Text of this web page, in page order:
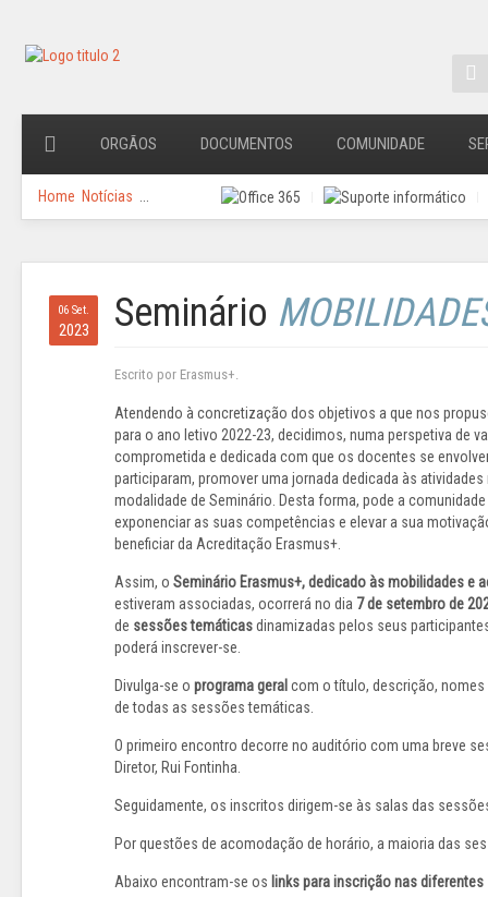
ORGÃOS DOCUMENTOS COMUNIDADE
Home Notícias
06 Set.
2023 Seminário
Escrito por Erasmus+.
Atendendo à concretização dos objetivos a que nos
para o ano letivo 2022-23, decidimos, numa perspetiva de
comprometida e dedicada com que os docentes se
participaram, promover uma jornada dedicada às
modalidade de Seminário. Desta forma, pode a
exponenciar as suas competências e elevar a sua
beneficiar da Acreditação Erasmus+.
Assim, o Seminário Erasmus+, dedicado às mobilidades e
estiveram associadas, ocorrerá no dia 7 de setembro de
de sessões temáticasdinamizadas pelos seus
poderá inscrever-se.
Divulga-se o programa geral com o título, descrição,
de todas as sessões temáticas.
O primeiro encontro decorre no auditório com uma breve
Diretor, Rui Fontinha.
Seguidamente, os inscritos dirigem-se às salas das
Por questões de acomodação de horário, a maioria das
Abaixo encontram-se os links para inscrição nas